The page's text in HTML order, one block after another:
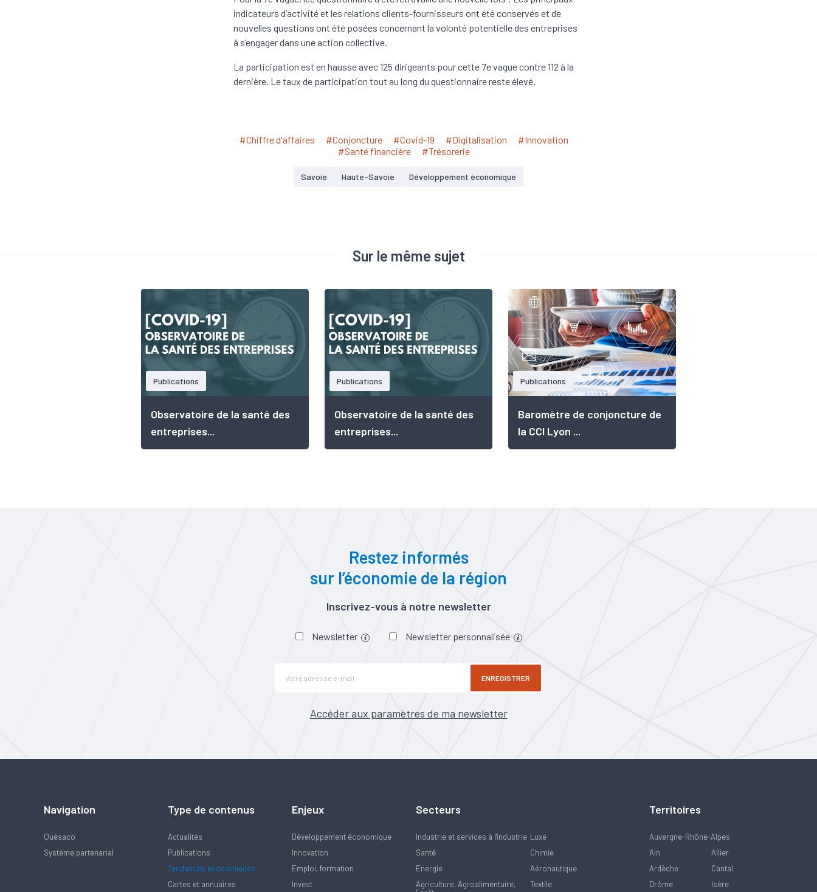
indicateurs d’activité et les relations clients-fournisseurs ont été conservés et de
nouvelles questions ont été posées concernant la volonté potentielle des entreprises
à s’engager dans une action collective.
La participation est en hausse avec 125 dirigeants pour cette 7e vague contre 112 à la
dernière. Le taux de participation tout au long du questionnaire reste élevé.
#Chiffre d'affaires #Conjoncture #Covid-19 #Digitalisation
#Innovation
#Santé financière
#Trésorerie
Savoie Haute-Savoie Développement économique
Sur le même sujet
Publications
Observatoire de la santé des
entreprises...
Publications
Observatoire de la santé des
entreprises...
Publications
Baromètre de conjoncture de
la CCI Lyon ...
Restez informés
sur l’économie de la région
Inscrivez-vous à notre newsletter
Newsletter Newsletter personnalisée
ENREGISTRER
Accéder aux paramètres de ma newsletter
Navigation
Quésaco
Système partenarial
Type de contenus
Actualités
Publications
Tendances économiques
Cartes et annuaires
Enjeux
Développement économique
Innovation
Emploi, formation
Invest
Secteurs
Industrie et services à l'industrie
Santé
Energie
Agriculture, Agroalimentaire,
Luxe
Chimie
Aéronautique
Textile
Territoires
Auvergne-Rhône-Alpes
Ain
Allier
Ardèche
Cantal
Drôme
Isère